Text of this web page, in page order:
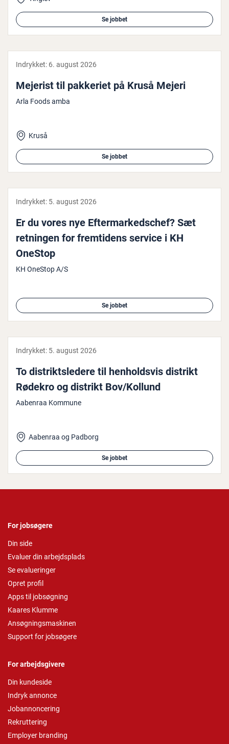
Se jobbet
Indrykket: 6. august 2026
Mejerist til pakkeriet på Kruså Mejeri
Arla Foods amba
Kruså
Se jobbet
Indrykket: 5. august 2026
Er du vores nye Ef­ter­mar­keds­chef? Sæt
retningen for frem­ti­dens service i KH
OneStop
KH OneStop A/S
Se jobbet
Indrykket: 5. august 2026
To di­strikt­s­le­de­re til hen­holds­vis distrikt
Rødekro og distrikt Bov/Kollund
Aabenraa Kommune
Aabenraa og Padborg
Se jobbet
For jobsøgere
Din side
Evaluer din arbejdsplads
Se evalueringer
Opret profil
Apps til jobsøgning
Kaares Klumme
Ansøgningsmaskinen
Support for jobsøgere
For arbejdsgivere
Din kundeside
Indryk annonce
Jobannoncering
Rekruttering
Employer branding